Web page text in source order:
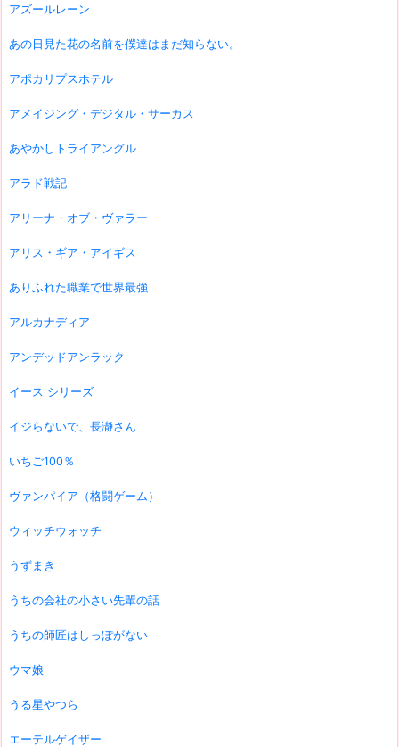
アズールレーン
あの日見た花の名前を僕達はまだ知らない。
アポカリプスホテル
アメイジング・デジタル・サーカス
あやかしトライアングル
アラド戦記
アリーナ・オブ・ヴァラー
アリス・ギア・アイギス
ありふれた職業で世界最強
アルカナディア
アンデッドアンラック
イース シリーズ
イジらないで、長瀞さん
いちご100％
ヴァンパイア（格闘ゲーム）
ウィッチウォッチ
うずまき
うちの会社の小さい先輩の話
うちの師匠はしっぽがない
ウマ娘
うる星やつら
エーテルゲイザー